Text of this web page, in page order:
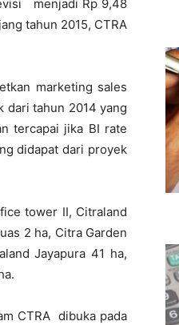
menjadi Rp 9,48
tahun 2015, CTRA
marketing sales
dari tahun 2014 yang
tercapai jika BI rate
didapat dari proyek
tower II, Citraland
2 ha, Citra Garden
Jayapura 41 ha,
CTRA dibuka pada